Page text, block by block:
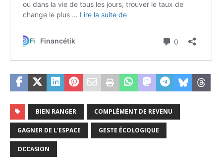
BIEN RANGER COMPLÉMENT DE REVENU
GAGNER DE L'ESPACE GESTE ÉCOLOGIQUE
OCCASION